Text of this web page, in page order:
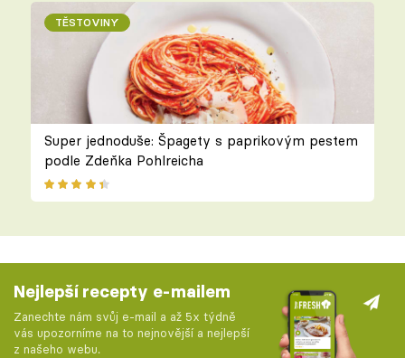
TĚSTOVINY
Super jednoduše: Špagety s paprikovým pestem
podle Zdeňka Pohlreicha
Nejlepší recepty e-mailem
Zanechte nám svůj e-mail a až 5x týdně
vás upozorníme na to nejnovější a nejlepší
z našeho webu.